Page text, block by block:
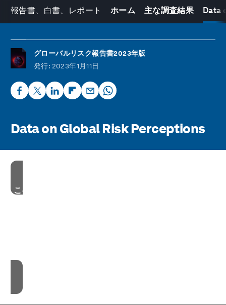
報告書、白書、レポート ホーム 主な調査結果 Data
グローバルリスク報告書2023年版
発行: 2023年1月11日
Data on Global Risk Perceptions
このコンテンツを見るためには、マーケティングクッ